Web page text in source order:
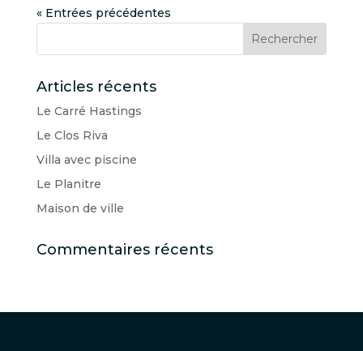
« Entrées précédentes
Articles récents
Le Carré Hastings
Le Clos Riva
Villa avec piscine
Le Planitre
Maison de ville
Commentaires récents